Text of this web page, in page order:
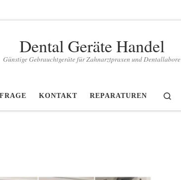
Dental Geräte Handel
Günstige Gebrauchtgeräte für Zahnarztpraxen und Dentallabore
KONTAKT REPARATUREN